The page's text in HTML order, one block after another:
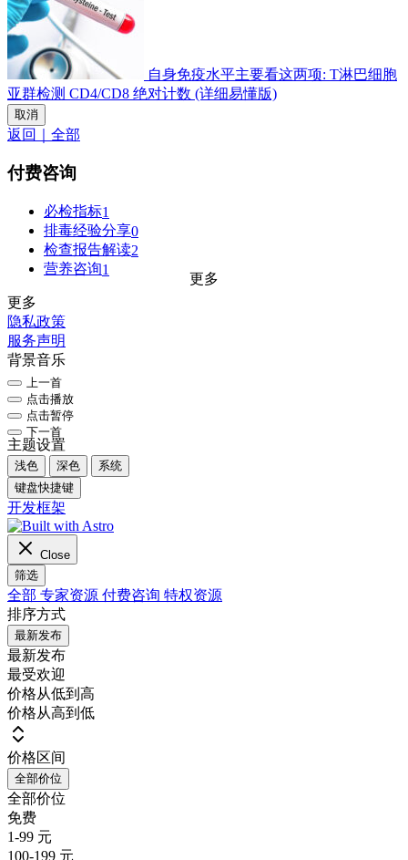
自身免疫水平主要看这两项: T淋巴细胞
亚群检测 CD4/CD8 绝对计数 (详细易懂版)
取消
返回｜全部
付费咨询
必检指标1
排毒经验分享0
检查报告解读2
营养咨询1
更多
更多
隐私政策
服务声明
背景音乐
上一首
点击播放
点击暂停
下一首
主题设置
浅色 深色
系统
键盘快捷键
开发框架
Close
筛选
全部 专家资源 付费咨询 特权资源
排序方式
最新发布
最新发布
最受欢迎
价格从低到高
价格从高到低
价格区间
全部价位
全部价位
免费
1-99 元
100-199 元